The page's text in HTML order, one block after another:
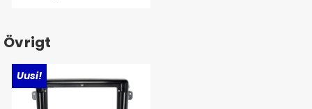
Övrigt
Uusi!